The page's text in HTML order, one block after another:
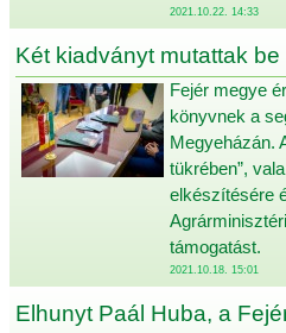
2021.10.22. 14:33
Két kiadványt mutattak
Fejér megye
könyvnek a
Megyeházán.
tükrében”,
elkészítésére
támogatást.
2021.10.18. 15:01
Elhunyt Paál Huba, a